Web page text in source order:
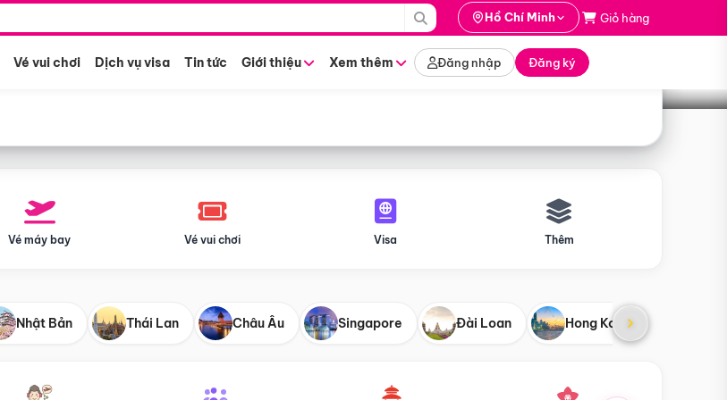
Hồ Chí Minh Giỏ hàng
Vé vui chơi Dịch vụ visa Tin tức Giới thiệu Xem thêm Đăng nhập Đăng ký
Tìm tour
Vé máy bay Vé vui chơi Visa Thêm
Nhật Bản Thái Lan Châu Âu Singapore Đài Loan Hong Kong